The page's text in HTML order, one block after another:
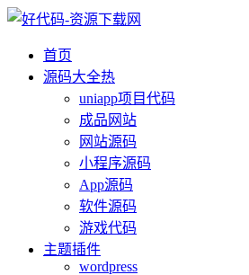
首页
源码大全热
uniapp项目代码
成品网站
网站源码
小程序源码
App源码
软件源码
游戏代码
主题插件
wordpress